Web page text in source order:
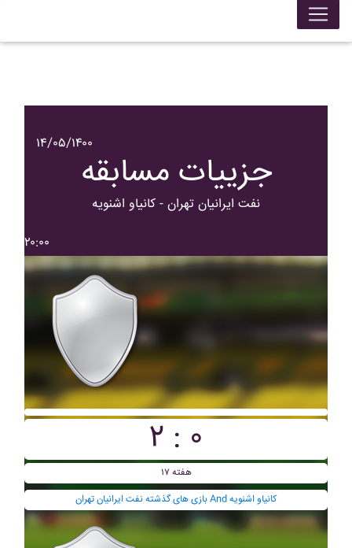
۱۴/۰۵/۱۴۰۰
جزییات مسابقه
نفت ايرانيان تهران - کانياو اشنويه
۲۰:۰۰
۲ : ۰
هفته ۱۷
بازی های گذشته نفت ايرانيان تهران And کانياو اشنويه